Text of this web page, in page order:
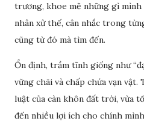
trương, khoe mẽ những gì
nhân xử thế, cân nhắc trong
cũng từ đó mà tìm đến.
Ổn định, trầm tĩnh giống như
vững chãi và chấp chứa vạn
luật của càn khôn đất trời, vừa
đến nhiều lợi ích cho chính